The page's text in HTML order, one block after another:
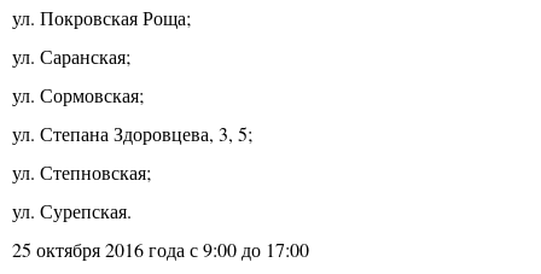
ул. Покровская Роща;
ул. Саранская;
ул. Сормовская;
ул. Степана Здоровцева, 3, 5;
ул. Степновская;
ул. Сурепская.
25 октября 2016 года с 9:00 до 17:00